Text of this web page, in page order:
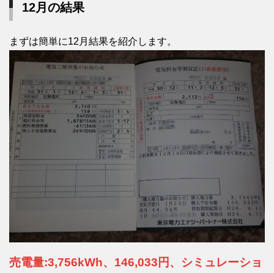
12月の結果
まずは簡単に12月結果を紹介します。
売電量:3,756kWh、146,033円、シミュレーショ